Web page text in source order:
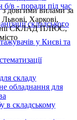
в - поради під час
складського
у Києві та
складу
обладнання для
в складському
довгими вилами за
Харкові,
СКЛАД ПЛЮС,